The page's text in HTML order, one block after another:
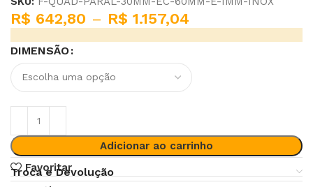
R$ 642,80 – R$ 1.157,04
DIMENSÃO
Adicionar ao carrinho
Favoritar
Troca e Devolução